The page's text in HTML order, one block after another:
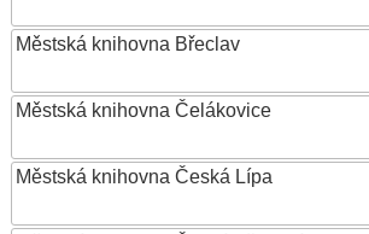
Městská knihovna Břeclav
Městská knihovna Čelákovice
Městská knihovna Česká Lípa